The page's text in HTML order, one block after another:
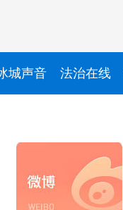
城声音 法治在线